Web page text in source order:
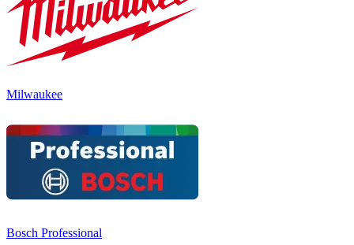
Milwaukee
Bosch Professional